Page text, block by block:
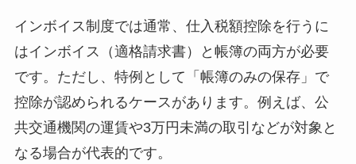
インボイス制度では通常、仕入税額控除を行うに
はインボイス（適格請求書）と帳簿の両方が必要
です。ただし、特例として「帳簿のみの保存」で
控除が認められるケースがあります。例えば、公
共交通機関の運賃や3万円未満の取引などが対象と
なる場合が代表的です。